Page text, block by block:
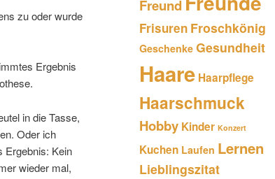
zu oder wurde
Ergebnis
in die Tasse,
Oder ich
Ergebnis: Kein
wieder mal,
Freund
Frisuren Froschkönig
Geschenke Gesundheit
Haare Haarpflege
Haarschmuck
Hobby Kinder Konzert
Kuchen Laufen Lernen
Lieblingszitat